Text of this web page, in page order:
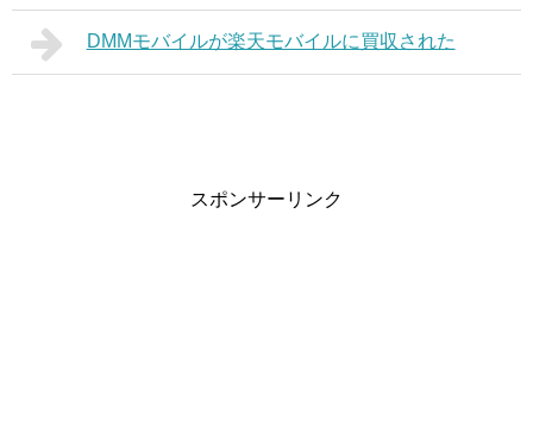
DMMモバイルが楽天モバイルに買収された
スポンサーリンク